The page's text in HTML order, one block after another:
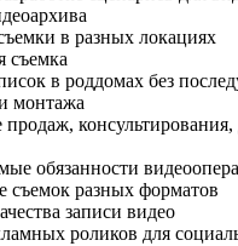
в разных локациях
съемка
в роддомах без
монтажа
продаж,
обязанности
съемок разных форматов
записи видео
роликов для